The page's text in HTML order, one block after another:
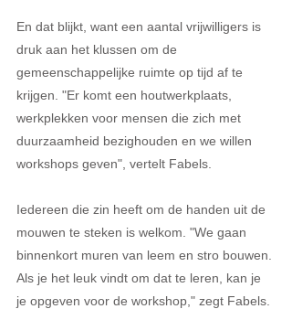
En dat blijkt, want een aantal vrijwilligers is
druk aan het klussen om de
gemeenschappelijke ruimte op tijd af te
krijgen. "Er komt een houtwerkplaats,
werkplekken voor mensen die zich met
duurzaamheid bezighouden en we willen
workshops geven", vertelt Fabels.
Iedereen die zin heeft om de handen uit de
mouwen te steken is welkom. "We gaan
binnenkort muren van leem en stro bouwen.
Als je het leuk vindt om dat te leren, kan je
je opgeven voor de workshop," zegt Fabels.